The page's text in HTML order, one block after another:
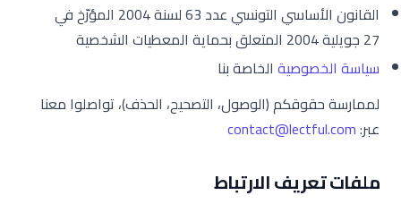
القانون الأساسي التونسي عدد 63 لسنة 2004 المؤرّخ في
27 جويلية 2004 المتعلق بحماية المعطيات الشخصية
سياسة الخصوصية الخاصة بنا
لممارسة حقوقكم (الوصول، التصحيح، الحذف)، تواصلوا معنا
عبر:contact@lectful.com
ملفات تعريف الارتباط